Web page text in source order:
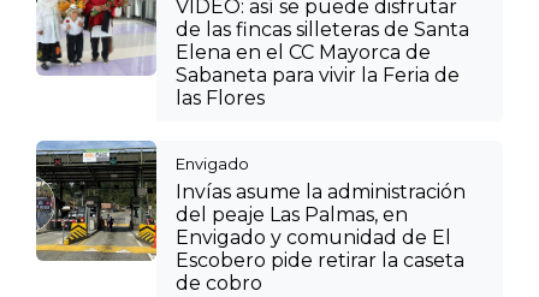
VIDEO: así se puede disfrutar
de las fincas silleteras de Santa
Elena en el CC Mayorca de
Sabaneta para vivir la Feria de
las Flores
Envigado
Invías asume la administración
del peaje Las Palmas, en
Envigado y comunidad de El
Escobero pide retirar la caseta
de cobro